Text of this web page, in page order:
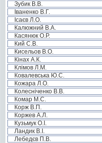
Зубик В.В.
Іваненко В.Г.
Ісаєв Л.О.
Калюжний В.А.
Касянюк О.Р.
Кий С.В.
Кисельов В.О.
Кінах А.К.
Клімов Л.М.
Ковалевська Ю.С.
Кожара Л.О.
Колесніченко В.В.
Комар М.С.
Корж В.П.
Коржев А.Л.
Кузьмук О.І.
Ландик В.І.
Лебедєв П.В.